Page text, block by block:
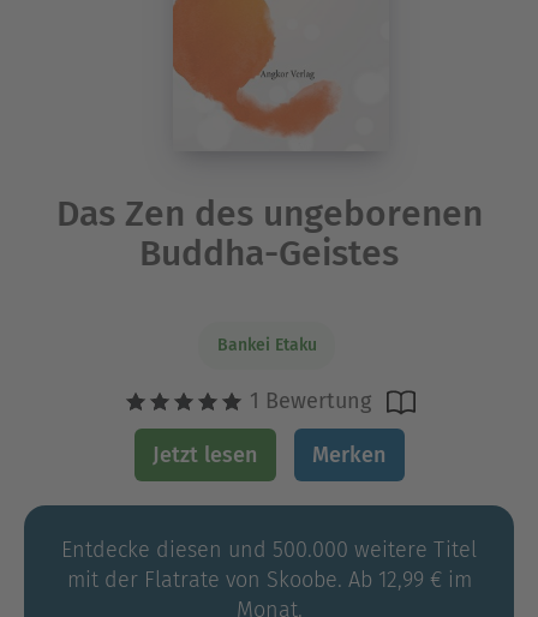
Das Zen des ungeborenen
Buddha-Geistes
Bankei Etaku
1 Bewertung
Jetzt lesen Merken
Entdecke diesen und 500.000 weitere Titel
mit der Flatrate von Skoobe. Ab 12,99 € im
Monat.